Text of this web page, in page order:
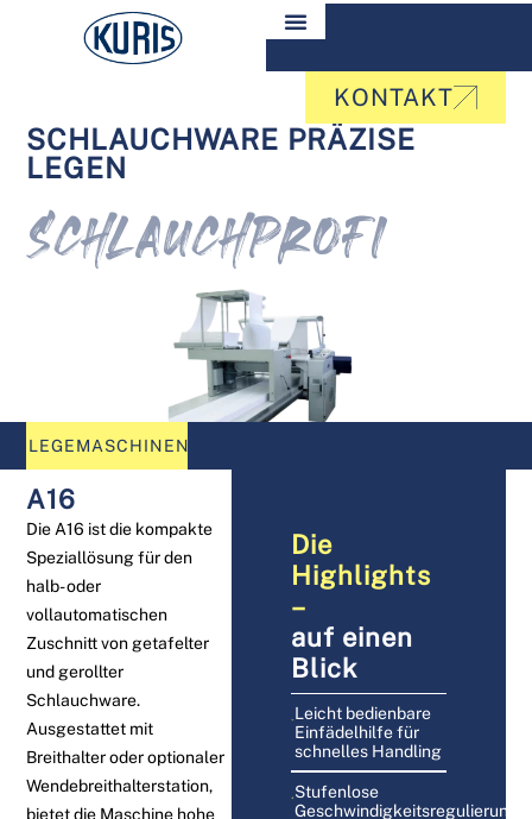
KONTAKT
SCHLAUCHWARE PRÄZISE
LEGEN
SCHLAUCHPROFI
LEGEMASCHINEN
A16
Die A16 ist die kompakte
Speziallösung für den
halb- oder
vollautomatischen
Zuschnitt von getafelter
und gerollter
Schlauchware.
Ausgestattet mit
Breithalter oder optionaler
Wendebreithalterstation,
bietet die Maschine hohe
Die
Highlights
–
auf einen
Blick
Leicht bedienbare
Einfädelhilfe für
schnelles Handling
Stufenlose
Geschwindigkeitsregulierung